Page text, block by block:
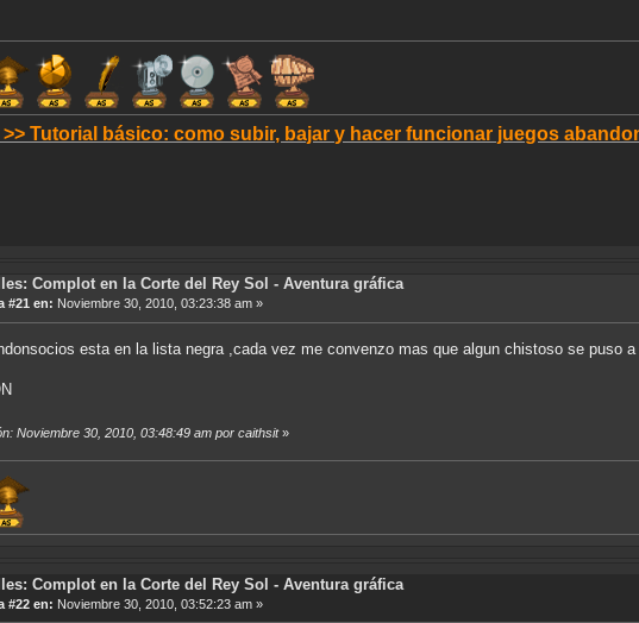
>> Tutorial básico: como subir, bajar y hacer funcionar juegos
Complot en la Corte del Rey Sol - Aventura gráfica
#21 en: Noviembre 30, 2010, 03:23:38 am »
esta en la lista negra ,cada vez me convenzo mas que algun chistoso se puso a
Noviembre 30, 2010, 03:48:49 am por caithsit»
Complot en la Corte del Rey Sol - Aventura gráfica
#22 en: Noviembre 30, 2010, 03:52:23 am »